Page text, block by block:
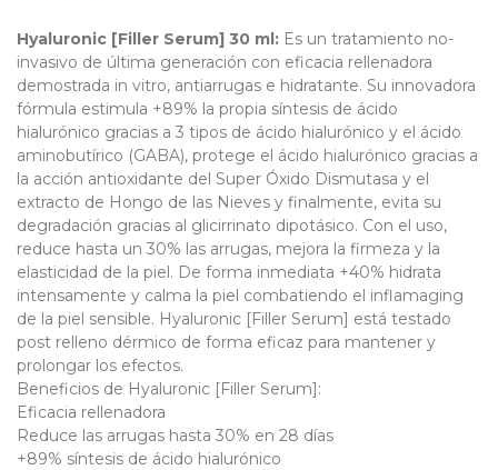
Hyaluronic [Filler Serum] 30 ml: Es un tratamiento no-
invasivo de última generación con eficacia rellenadora
demostrada in vitro, antiarrugas e hidratante. Su innovadora
fórmula estimula +89% la propia síntesis de ácido
hialurónico gracias a 3 tipos de ácido hialurónico y el ácido
aminobutírico (GABA), protege el ácido hialurónico gracias a
la acción antioxidante del Super Óxido Dismutasa y el
extracto de Hongo de las Nieves y finalmente, evita su
degradación gracias al glicirrinato dipotásico. Con el uso,
reduce hasta un 30% las arrugas, mejora la firmeza y la
elasticidad de la piel. De forma inmediata +40% hidrata
intensamente y calma la piel combatiendo el inflamaging
de la piel sensible. Hyaluronic [Filler Serum] está testado
post relleno dérmico de forma eficaz para mantener y
prolongar los efectos.
Beneficios de Hyaluronic [Filler Serum]:
Eficacia rellenadora
Reduce las arrugas hasta 30% en 28 días
+89% síntesis de ácido hialurónico